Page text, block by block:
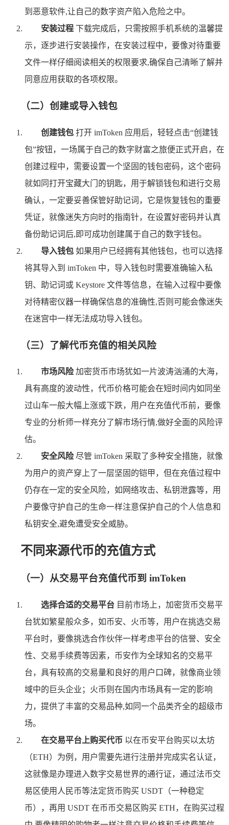
到恶意软件,让自己的数字资产陷入危险之中。
安装过程 下载完成后，只需按照手机系统的温馨提
示，逐步进行安装操作，在安装过程中，要像对待重要
文件一样仔细阅读相关的权限要求,确保自己清晰了解并
同意应用获取的各项权限。
（二）创建或导入钱包
创建钱包 打开 imToken 应用后，轻轻点击“创建钱
包”按钮，一场属于自己的数字财富之旅便正式开启，在
创建过程中，需要设置一个坚固的钱包密码，这个密码
就如同打开宝藏大门的钥匙，用于解锁钱包和进行交易
确认，一定要妥善保管好助记词，它是恢复钱包的重要
凭证，就像迷失方向时的指南针，在设置好密码并认真
备份助记词后,即可成功创建属于自己的数字钱包。
导入钱包 如果用户已经拥有其他钱包，也可以选择
将其导入到 imToken 中，导入钱包时需要准确输入私
钥、助记词或 Keystore 文件等信息，在输入过程中要像
对待精密仪器一样确保信息的准确性,否则可能会像迷失
在迷宫中一样无法成功导入钱包。
（三）了解代币充值的相关风险
市场风险加密货币市场犹如一片波涛汹涌的大海，
具有高度的波动性，代币价格可能会在短时间内如同坐
过山车一般大幅上涨或下跌，用户在充值代币前，要像
专业的分析师一样充分了解市场行情,做好全面的风险评
估。
安全风险尽管 imToken 采取了多种安全措施，就像
为用户的资产穿上了一层坚固的铠甲，但在充值过程中
仍存在一定的安全风险，如网络攻击、私钥泄露等，用
户要像守护自己的生命一样注意保护自己的个人信息和
私钥安全,避免遭受安全威胁。
不同来源代币的充值方式
（一）从交易平台充值代币到 imToken
选择合适的交易平台 目前市场上，加密货币交易平
台犹如繁星般众多，如币安、火币等，用户在挑选交易
平台时，要像挑选合作伙伴一样考虑平台的信誉、安全
性、交易手续费等因素，币安作为全球知名的交易平
台，具有较高的交易量和良好的用户口碑，就像商业领
域中的巨头企业；火币则在国内市场具有一定的影响
力，提供了丰富的交易品种,如同一个品类齐全的超级市
场。
在交易平台上购买代币 以在币安平台购买以太坊
（ETH）为例，用户需要先进行注册并完成实名认证，
这就像是办理进入数字交易世界的通行证，通过法币交
易区使用人民币等法定货币购买 USDT（一种稳定
币），再用 USDT 在币币交易区购买 ETH，在购买过程